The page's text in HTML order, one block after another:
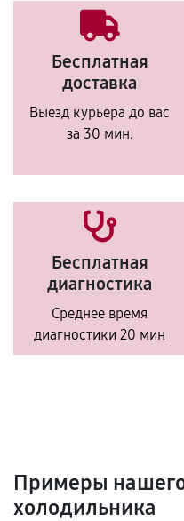
Бесплатная
доставка
Выезд курьера до вас
за 30 мин.
Бесплатная
диагностика
Среднее время
диагностики 20 мин
Примеры
холодильника